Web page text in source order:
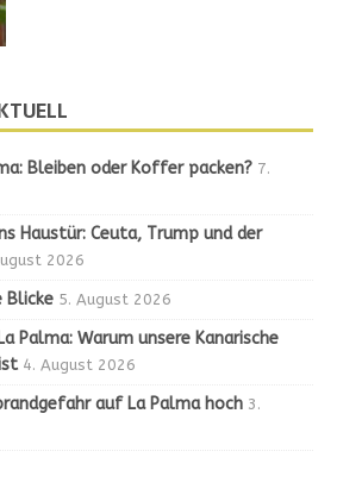
Bleiben oder Koffer packen? 7.
Haustür: Ceuta, Trump und der
2026
Blicke 5. August 2026
Palma: Warum unsere Kanarische
4. August 2026
auf La Palma hoch 3.